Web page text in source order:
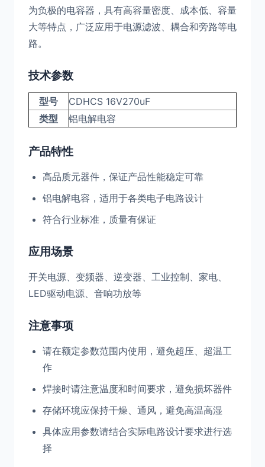
为负极的电容器，具有高容量密度、成本低、容量
大等特点，广泛应用于电源滤波、耦合和旁路等电
路。
技术参数
型号
CDHCS 16V270uF
类型
铝电解电容
产品特性
高品质元器件，保证产品性能稳定可靠
铝电解电容，适用于各类电子电路设计
符合行业标准，质量有保证
应用场景
开关电源、变频器、逆变器、工业控制、家电、
LED驱动电源、音响功放等
注意事项
请在额定参数范围内使用，避免超压、超温工
作
焊接时请注意温度和时间要求，避免损坏器件
存储环境应保持干燥、通风，避免高温高湿
具体应用参数请结合实际电路设计要求进行选
择